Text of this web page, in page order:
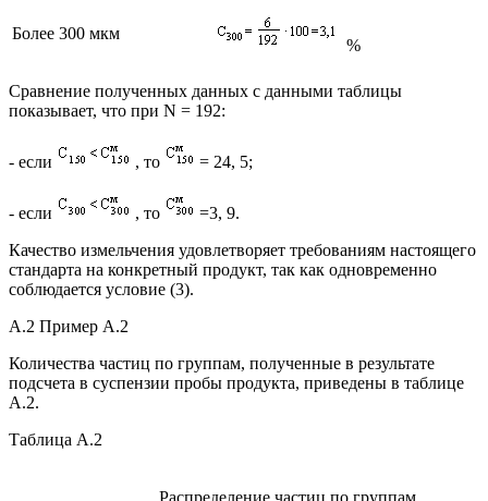
Более 300 мкм
%
Сравнение полученных данных с данными таблицы
показывает, что при N = 192:
- если , то = 24, 5;
- если , то
=3, 9.
Качество измельчения удовлетворяет требованиям настоящего
стандарта на конкретный продукт, так как одновременно
соблюдается условие (3).
А.2 Пример А.2
Количества частиц по группам, полученные в результате
подсчета в суспензии пробы продукта, приведены в таблице
А.2.
Таблица А.2